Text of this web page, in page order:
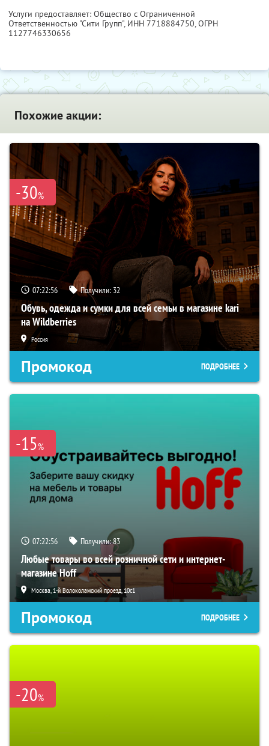
Услуги предоставляет: Общество с Ограниченной
Ответственностью "Сити Групп", ИНН 7718884750, ОГРН
1127746330656
Похожие акции:
-30%
07:22:55 Получили: 32
Обувь, одежда и сумки для всей семьи в магазине kari
на Wildberries
Россия
Промокод ПОДРОБНЕЕ
-15%
07:22:55 Получили:83
Любые товары во всей розничной сети и интернет-
магазине Hoff
Москва, 1-й Волоколамский проезд, 10с1
Промокод ПОДРОБНЕЕ
-20%